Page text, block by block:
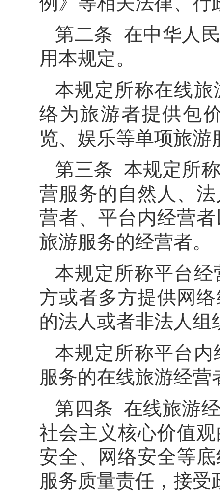
第二条 在中华人
用本规定。
本规定所称在线
络为旅游者提供包
览、娱乐等单项旅游
第三条 本规定所
营服务的自然人、
营者、平台内经营
旅游服务的经营者。
本规定所称平台
方或者多方提供网
的法人或者非法人组
本规定所称平台
服务的在线旅游经营
第四条 在线旅游
社会主义核心价值
安全、网络安全等
服务质量责任，接